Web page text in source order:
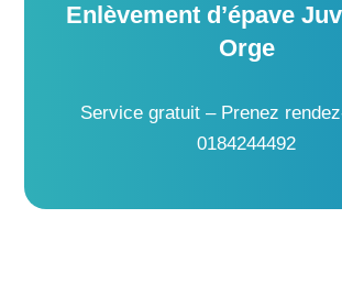
Enlèvement d’épave
Orge
Service gratuit – Prenez
0184244492